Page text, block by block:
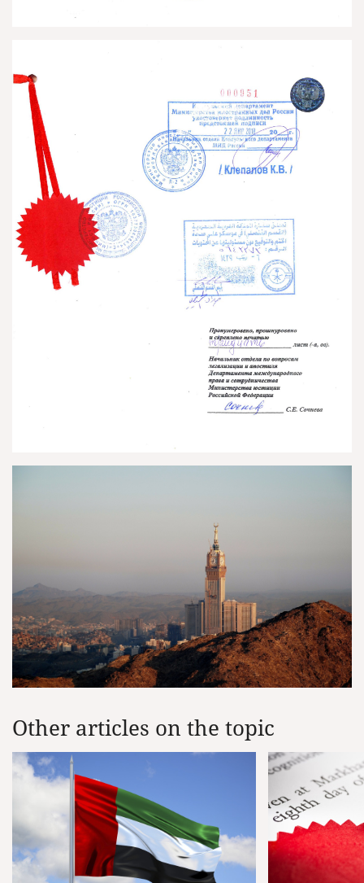
Other articles on the topic